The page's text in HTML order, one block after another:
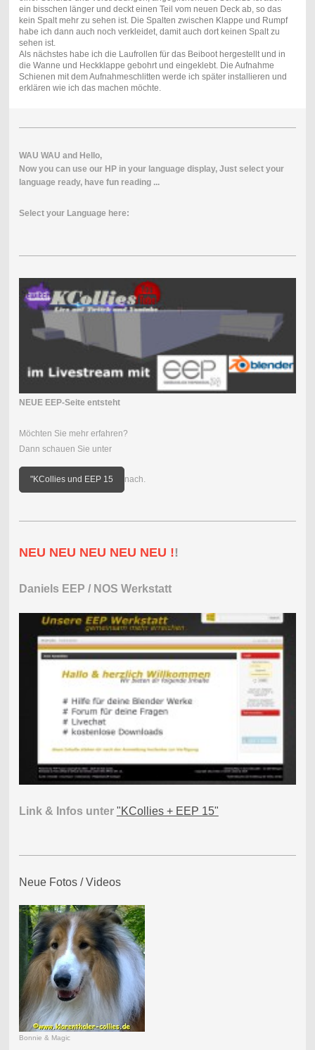
ein bisschen länger und deckt einen Teil vom neuen Deck ab, so das
kein Spalt mehr zu sehen ist. Die Spalten zwischen Klappe und Rumpf
habe ich dann auch noch verkleidet, damit auch dort keinen Spalt zu
sehen ist.
Als nächstes habe ich die Laufrollen für das Beiboot hergestellt und in
die Wanne und Heckklappe gebohrt und eingeklebt. Die Aufnahme
Schienen mit dem Aufnahmeschlitten werde ich später installieren und
erklären wie ich das machen möchte.
WAU WAU and Hello,
Now you can use our HP in yourl anguage display, Just select your
language ready, have fun reading ...
Select your Language here:
NEUE EEP-Seite entsteht
Möchten Sie mehr erfahren?
Dann schauen Sie unter
"KCollies und EEP 15 nach.
NEU NEU NEU NEU NEU !!
Daniels EEP / NOS Werkstatt
Link & Infos unter "KCollies + EEP 15"
Neue Fotos / Videos
Bonnie & Magic